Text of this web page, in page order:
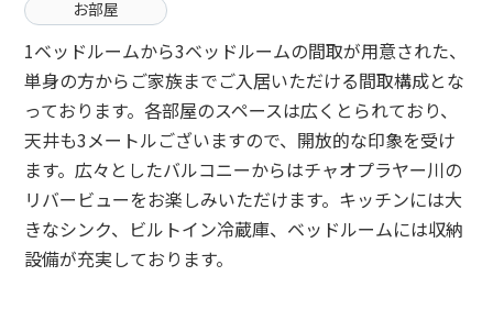
お部屋
1ベッドルームから3ベッドルームの間取が用意された、
単身の方からご家族までご入居いただける間取構成とな
っております。各部屋のスペースは広くとられており、
天井も3メートルございますので、開放的な印象を受け
ます。広々としたバルコニーからはチャオプラヤー川の
リバービューをお楽しみいただけます。キッチンには大
きなシンク、ビルトイン冷蔵庫、ベッドルームには収納
設備が充実しております。